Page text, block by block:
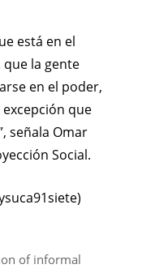
está en el
la gente
en el poder,
que
señala Omar
Social.
of informal